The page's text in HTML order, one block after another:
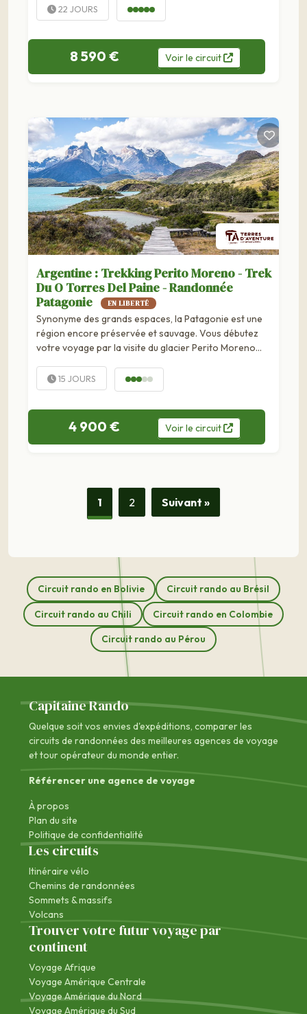
22 JOURS
8 590 € Voirle circuit
Argentine : Trekking Perito Moreno - Trek
Du O Torres Del Paine - Randonnée
Patagonie
EN LIBERTÉ
Synonyme des grands espaces, la Patagonie est une
région encore préservée et sauvage. Vous débutez
votre voyage par la visite du glacier Perito Moreno
pics de...15 JOURS
4 900 € Voirle circuit
1 2 Suivant »
Circuit rando en Bolivie Circuit rando au Brésil
Circuit rando au Chili Circuit rando en Colombie
Circuit rando au Pérou
Capitaine Rando
Quelque soit vos envies d'expéditions, comparer les
circuits de randonnées des meilleures agences de voyage
et tour opérateur du monde entier.
Référencer une agence de voyage
À propos
Plan du site
Politique de confidentialité
Les circuits
Itinéraire vélo
Chemins de randonnées
Sommets & massifs
Volcans
Trouver votre futur voyage par
continent
Voyage Afrique
Voyage Amérique Centrale
Voyage Amérique du Nord
Voyage Amérique du Sud